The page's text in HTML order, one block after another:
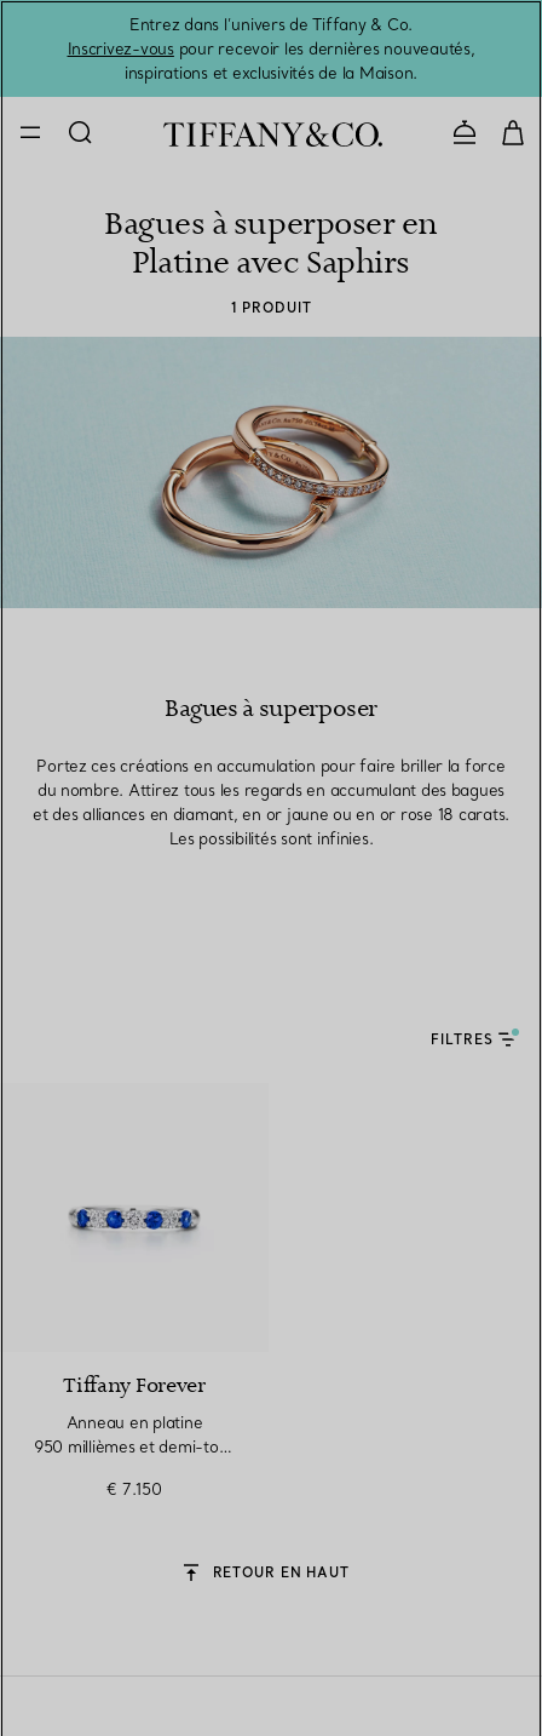
Entrez dans l’univers de Tiffany & Co.
Inscrivez-vouspour recevoir les dernières nouveautés,
inspirations et exclusivités de la Maison.
Bagues à superposer en
Platine avec Saphirs
1 PRODUIT
Bagues à superposer
Portez ces créations en accumulation pour faire briller la force
du nombre. Attirez tous les regards en accumulant des bagues
et des alliances en diamant, en or jaune ou en or rose 18 carats.
Les possibilités sont infinies.
FILTRES
Tiffany Forever
Anneau en platine
950 millièmes et demi-tour
€ 7.150
RETOUR EN HAUT